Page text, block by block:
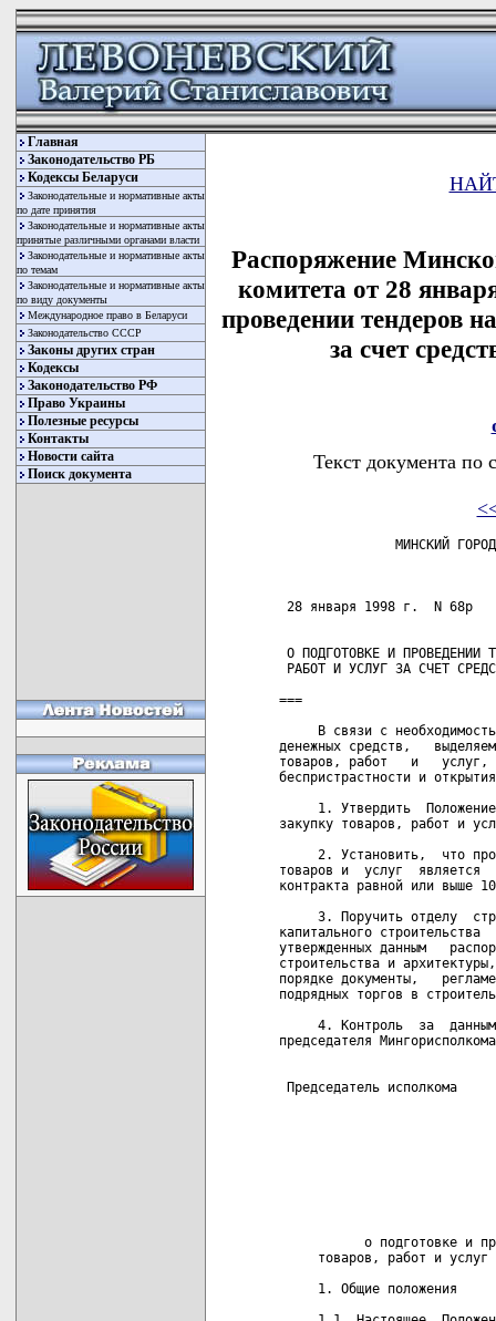
Главная
Законодательство РБ
Кодексы Беларуси
Законодательные и нормативные акты
по дате принятия
Законодательные и нормативные акты
принятые различными органами власти
Законодательные и нормативные акты
по темам
Законодательные и нормативные акты
по виду документы
Международное право в Беларуси
Законодательство СССР
Законы других стран
Кодексы
Законодательство РФ
Право Украины
Полезные ресурсы
Контакты
Новости сайта
Поиск документа
Распоряжение
комитета от 28
проведении тендеров
за счет
Текст документа по
МИНСКИЙ ГОРОДСКОЙ ИСПОЛНИТЕЛЬНЫЙ КОМИТЕТ

                             РАСПОРЯЖЕНИЕ

 28 января 1998 г.  N 68р


 О ПОДГОТОВКЕ И ПРОВЕДЕНИИ ТЕНДЕРОВ НА ЗАКУПКУ ТОВАРОВ,
 РАБОТ И УСЛУГ ЗА СЧЕТ СРЕДСТВ ГОРОДСКОГО БЮДЖЕТА

===

     В связи с необходимостью повышения эффективности  использования
денежных средств,   выделяемых  из  городского  бюджета  на  закупку
товаров, работ   и   услуг,   а   также    с    целью    обеспечения
беспристрастности и открытия процедур закупок:

     1. Утвердить  Положение  о  подготовке и проведении тендеров на
закупку товаров, работ и услуг за счет городского бюджета.

     2. Установить,  что процедура проведения  тендеров  на  закупку
товаров и  услуг  является  обязательной  при  ориентировочной  цене
контракта равной или выше 10 тыс.ЭКЮ.

     3. Поручить отделу  строительства  (Мозго  О.П.)  и  управлению
капитального строительства   (Туров   И.К.)   с   учетом  положений,
утвержденных данным   распоряжением   и    коллегией    Министерства
строительства и архитектуры, разработать и утвердить в установленном
порядке документы,   регламентирующие   подготовку   и    проведение
подрядных торгов в строительстве.

     4. Контроль  за  данным  распоряжением возложить на заместителя
председателя Мингорисполкома Пацкевича Н.Е.


 Председатель исполкома                                  В.В.Ермошин


                                               УТВЕРЖДЕНО
                                               распоряжение
                                               Мингорисполкома N 68р
                                               от 28 января 1998 г.


                             ПОЛОЖЕНИЕ
           о подготовке и проведении тендеров на закупку
     товаров, работ и услуг за счет средств городского бюджета

     1. Общие положения

     1.1. Настоящее  Положение  определяет  порядок   подготовки   и
проведения  тендеров  на  закупку  товаров,  работ и услуг:  за счет
средств  городского  бюджета  /полностью  или  частично/;  за   счет
выделения  из  городского  бюджета  валютных  средств и кредитов;  в
случае льготирования за счет средств городского бюджета.

     1.2. Основные понятия и определения:
     "закупка" -  приобретение любым способом,  в т.ч.  путем купли,
аренды,  лизинга или покупки в рассрочку  товаров,  работ  и  услуг,
полностью   или   частично   финансируемое   за   счет   источников,
перечисленных в пункте 1.1.  настоящего Положения  путем  заключения
контракта   закупки  между  претендентами  и  заказчиком  на  основе
взаимной заинтересованности;
     "заказчики" -      органы      государственного     управления,
государственные учреждения,  а также  субъекты  хозяйствования  всех
форм собственности,  которые осуществляют закупки за счет источников
финансирования, перечисленных в пункте 1.1 настоящего положения;
     "товары" - сырье, изделия и другие материальные продукты любого
вида,  будь то  в твердой,  жидкой или газообразной форме,  а  также
электроэнергия, закупаемые заказчиком;
     "работы" -  строительные  и  монтажные  работы,  связанные   со
строительством   объектов  производственного  и  непроизводственного
назначения,  включая подготовительные работы,  а также со  сносом  и
ремонтом зданий и сооружений;
     "услуги" -    продукты    экономической    деятельности,     не
приобретающие овеществленной формы и закупаемые заказчиками отдельно
от товаров и работ;
     "тендер" -  конкурсная  форма  размещения  заказов  на  закупку
товаров, работ и услуг;
     "тендерные документы"   -   документы,  содержащие  необходимую
информацию,   позволяющую    претенденту    подготовить    тендерное
предложение   на  поставку  товаров,  работ  или  услуг,  отвечающее
потребностям заказчика,  а  также  правила  и  процедуры  проведения
тендера;
     "тендерное предложение" - предложение претендента о  заключении
контракта   на   закупку  товаров,  работ  или  услуг  на  условиях,
определенных в тендерных документах;
     "тендерное обеспечение"  -  предоставленная  в  соответствии  с
действующим законодательством претендентом - заказчику  гарантия  об
обеспечении  обязательств,  возникающих  в  связи  с  его участием в
тендере;
     "претендент" -   юридическое   или   физическое  лицо,  которое
представило заказчику тендерное  предложение  на  поставку  товаров,
работ или услуг или осуществляет подготовку этого предложения;
     "тендерная комиссия"  -   постоянный   или   временный   орган,
создаваемый заказчиком для проведения тендера;
     "открытые процедуры"  -  процедуры  проведения   тендера,   при
которых   все   заинтересованные   претенденты   могут  представлять
тендерные предложения;
     "предквалификация" -   проводимый   заказчиком  предварительный
отбор  претендентов,  соответствующих   предусмотренным   тендерными
документами квалификационным данным;
     "ограниченные процедуры"-  процедуры   проведения   тендера   с
применением